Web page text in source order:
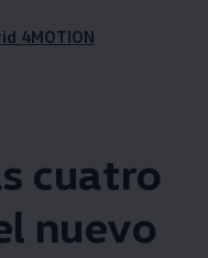
4MOTION
cuatro
nuevo